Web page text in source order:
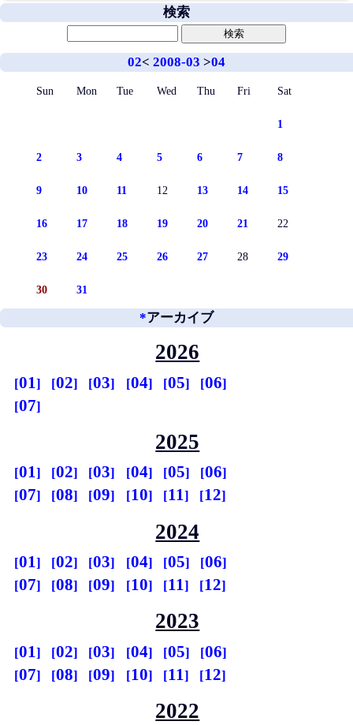
検索
02< 2008-03 >04
Sun Mon Tue Wed Thu Fri Sat
1
2 3 4 5 6 7 8
9 10 11 12 13 14 15
16 17 18 19 20 21 22
23 24 25 26 27 28 29
30 31
*アーカイブ
2026
01 02 03 04 05
06
07
2025
01 02 03 04 05
06
07
08 09 10 11 12
2024
01 02 03 04 05
06
07
08 09 10 11 12
2023
01 02 03 04 05
06
07
08 09 10 11 12
2022